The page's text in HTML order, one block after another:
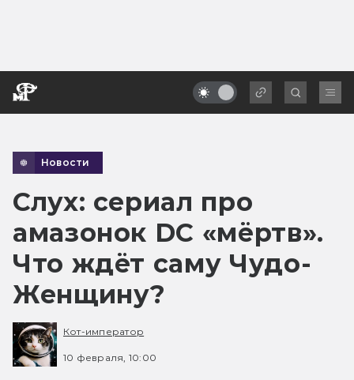
Новости
Слух: сериал про
амазонок DC «мёртв».
Что ждёт саму Чудо-
Женщину?
Кот-император
10 февраля, 10:00